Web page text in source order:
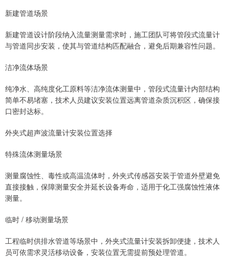
新建管道场景
新建管道设计阶段纳入流量测量需求时，施工团队可将管段式流量计
与管道同步安装，使其与管道结构匹配融合，避免后期兼容性问题。
洁净流体场景
纯净水、高纯度化工原料等洁净流体测量中，管段式流量计内部结构
简单不易堵塞，技术人员建议安装位置远离管道杂质沉积区，确保接
口密封达标。
外夹式超声波流量计安装位置选择
特殊流体测量场景
测量腐蚀性、毒性或高温流体时，外夹式传感器安装于管道外壁避免
直接接触，保障测量安全并延长设备寿命，适用于化工强腐蚀性液体
测量。
临时 / 移动测量场景
工程临时供排水管道等场景中，外夹式流量计安装拆卸便捷，技术人
员可依需求灵活移动设备，安装位置无需提前预处理管道。